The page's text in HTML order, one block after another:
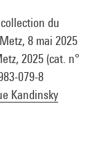
du
8 mai 2025
2025 (cat. n°
079-8
Kandinsky